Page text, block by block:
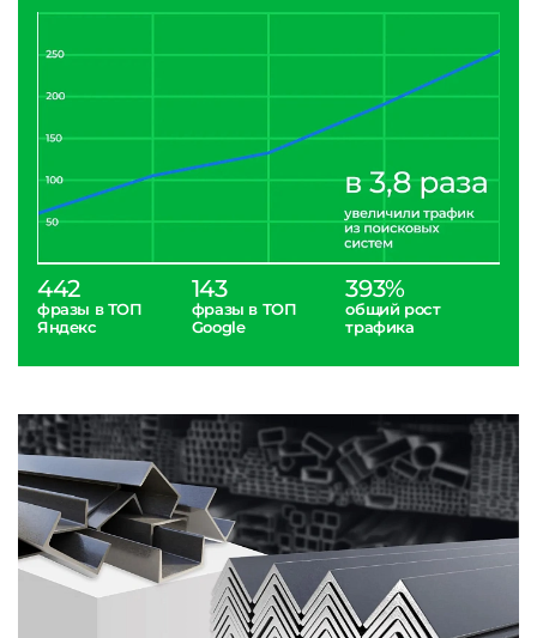
442
фразы в ТОП
Яндекс
143
фразы в ТОП
Google
393%
общий рост
трафика